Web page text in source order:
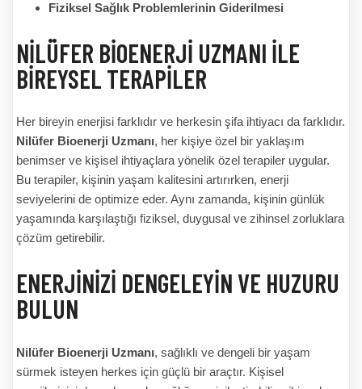
Fiziksel Sağlık Problemlerinin Giderilmesi
NILÜFER BIOENERJI UZMANI ILE
BIREYSEL TERAPILER
Her bireyin enerjisi farklıdır ve herkesin şifa ihtiyacı da farklıdır.
Nilüfer Bioenerji Uzmanı, her kişiye özel bir yaklaşım
benimser ve kişisel ihtiyaçlara yönelik özel terapiler uygular.
Bu terapiler, kişinin yaşam kalitesini artırırken, enerji
seviyelerini de optimize eder. Aynı zamanda, kişinin günlük
yaşamında karşılaştığı fiziksel, duygusal ve zihinsel zorluklara
çözüm getirebilir.
ENERJINIZI DENGELEYIN VE HUZURU
BULUN
Nilüfer Bioenerji Uzmanı, sağlıklı ve dengeli bir yaşam
sürmek isteyen herkes için güçlü bir araçtır. Kişisel